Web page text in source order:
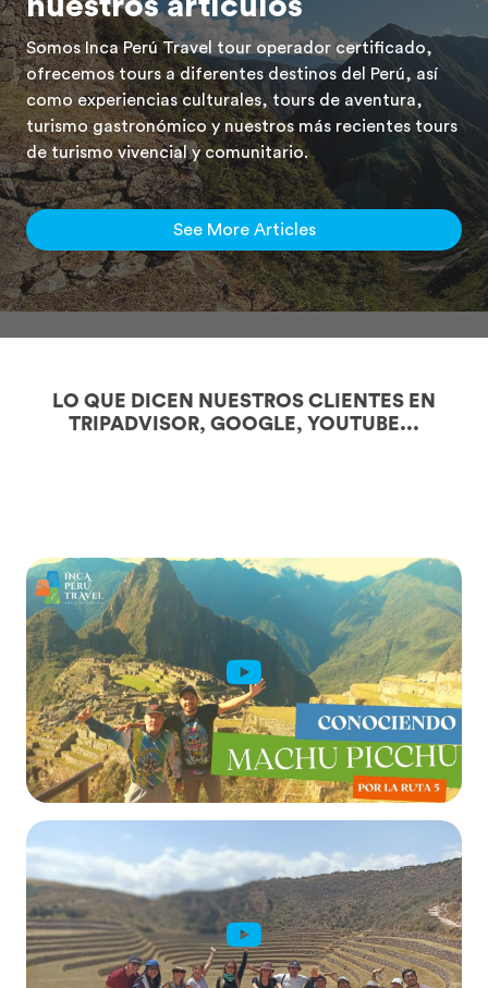
Somos Inca Perú Travel tour operador certificado,
ofrecemos tours a diferentes destinos del Perú, así
como experiencias culturales, tours de aventura,
turismo gastronómico y nuestros más recientes tours
de turismo vivencial y comunitario.
See More Articles
LO QUE DICEN NUESTROS CLIENTES EN
TRIPADVISOR, GOOGLE, YOUTUBE...